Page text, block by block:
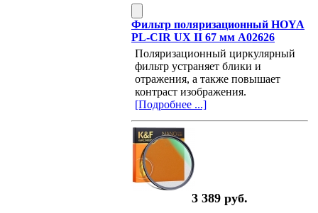
Фильтр поляризационный HOYA
PL-CIR UX II 67 мм A02626
Поляризационный циркулярный
фильтр устраняет блики и
отражения, а также повышает
контраст изображения.
[Подробнее ...]
3 389 руб.